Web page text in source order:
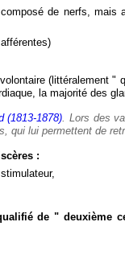
composé de nerfs, mais
(littéralement
la majorité des
(1813-1878). Lors des
qui lui permettent de
:
de " deuxième